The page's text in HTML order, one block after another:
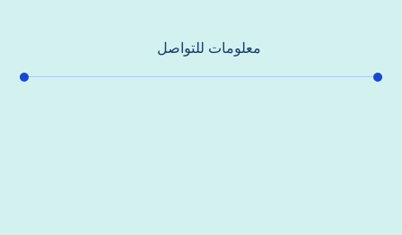
معلومات للتواصل